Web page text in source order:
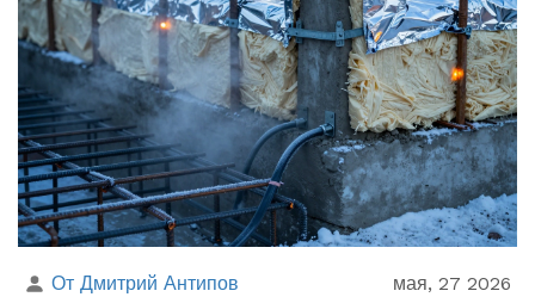
От Дмитрий Антипов
мая, 27 2026